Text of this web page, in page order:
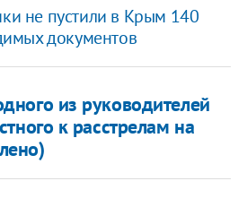
не пустили в Крым 140
документов
из руководителей
к расстрелам на